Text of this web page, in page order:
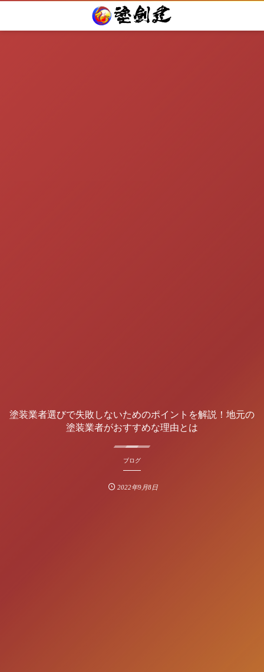
塗装業者選びで失敗しないためのポイントを解説！地元の
塗装業者がおすすめな理由とは
ブログ
2022年9月8日